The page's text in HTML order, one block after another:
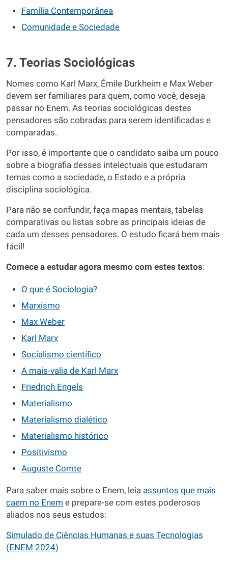
Família Contemporânea
Comunidade e Sociedade
7. Teorias Sociológicas
Nomes como Karl Marx, Émile Durkheim e Max Weber
devem ser familiares para quem, como você, deseja
passar no Enem. As teorias sociológicas destes
pensadores são cobradas para serem identificadas e
comparadas.
Por isso, é importante que o candidato saiba um pouco
sobre a biografia desses intelectuais que estudaram
temas como a sociedade, o Estado e a própria
disciplina sociológica.
Para não se confundir, faça mapas mentais, tabelas
comparativas ou listas sobre as principais ideias de
cada um desses pensadores. O estudo ficará bem mais
fácil!
Comece a estudar agora mesmo com estes textos:
O que é Sociologia?
Marxismo
Max Weber
Karl Marx
Socialismo científico
A mais-valia de Karl Marx
Friedrich Engels
Materialismo
Materialismo dialético
Materialismo histórico
Positivismo
Auguste Comte
Para saber mais sobre o Enem, leia assuntos que mais
caem no Enem e prepare-se com estes poderosos
aliados nos seus estudos:
Simulado de Ciências Humanas e suas Tecnologias
(ENEM 2024)